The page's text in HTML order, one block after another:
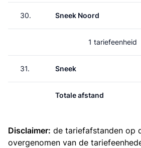
30. Sneek Noord
1 tariefeenheid
31. Sneek
Totale afstand
Disclaimer: de tariefafstanden op
overgenomen van de